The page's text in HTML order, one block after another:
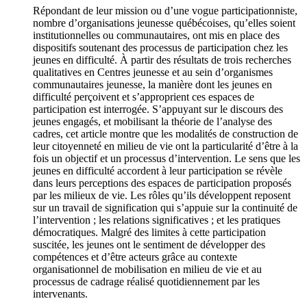
Répondant de leur mission ou d’une vogue participationniste,
nombre d’organisations jeunesse québécoises, qu’elles soient
institutionnelles ou communautaires, ont mis en place des
dispositifs soutenant des processus de participation chez les
jeunes en difficulté. À partir des résultats de trois recherches
qualitatives en Centres jeunesse et au sein d’organismes
communautaires jeunesse, la manière dont les jeunes en
difficulté perçoivent et s’approprient ces espaces de
participation est interrogée. S’appuyant sur le discours des
jeunes engagés, et mobilisant la théorie de l’analyse des
cadres, cet article montre que les modalités de construction de
leur citoyenneté en milieu de vie ont la particularité d’être à la
fois un objectif et un processus d’intervention. Le sens que les
jeunes en difficulté accordent à leur participation se révèle
dans leurs perceptions des espaces de participation proposés
par les milieux de vie. Les rôles qu’ils développent reposent
sur un travail de signification qui s’appuie sur la continuité de
l’intervention ; les relations significatives ; et les pratiques
démocratiques. Malgré des limites à cette participation
suscitée, les jeunes ont le sentiment de développer des
compétences et d’être acteurs grâce au contexte
organisationnel de mobilisation en milieu de vie et au
processus de cadrage réalisé quotidiennement par les
intervenants.